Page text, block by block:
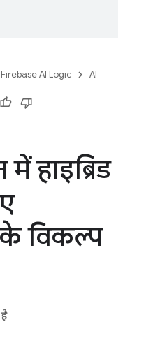
Firebase AI Logic AI
हाइब्रिड
विकल्प